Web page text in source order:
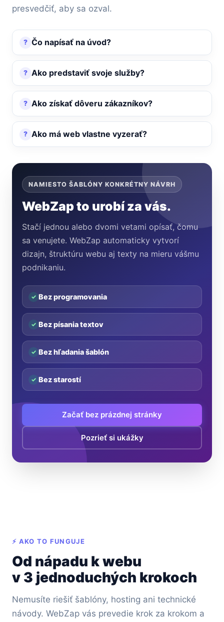
presvedčiť, aby sa ozval.
Čo napísať na úvod?
Ako predstaviť svoje služby?
Ako získať dôveru zákazníkov?
Ako má web vlastne vyzerať?
NAMIESTO ŠABLÓNY KONKRÉTNY NÁVRH
WebZap to urobí za vás.
Stačí jednou alebo dvomi vetami opísať, čomu
sa venujete. WebZap automaticky vytvorí
dizajn, štruktúru webu aj texty na mieru vášmu
podnikaniu.
Bez programovania
Bez písania textov
Bez hľadania šablón
Bez starostí
Začať bez prázdnej stránky
Pozrieť si ukážky
⚡ AKO TO FUNGUJE
Od nápadu k webu
v 3 jednoduchých krokoch
Nemusíte riešiť šablóny, hosting ani technické
návody. WebZap vás prevedie krok za krokom a